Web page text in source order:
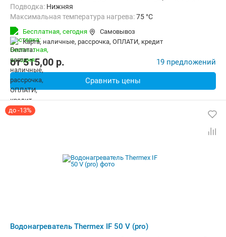
Подводка: Нижняя
Максимальная температура нагрева:75 °C
Дополнительно:
Бесплатная, сегодня
Самовывоз
карта, наличные, рассрочка, ОПЛАТИ, кредит
от515,00 p. 19 предложений
Сравнить цены
до -13%
Водонагреватель Thermex IF 50 V (pro)